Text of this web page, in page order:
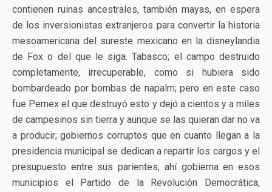
contienen ruinas ancestrales, también mayas, en espera
de los inversionistas extranjeros para convertir la historia
mesoamericana del sureste mexicano en la disneylandia
de Fox o del que le siga. Tabasco; el campo destruido
completamente, irrecuperable, como si hubiera sido
bombardeado por bombas de napalm; pero en este caso
fue Pemex el que destruyó esto y dejó a cientos y a miles
de campesinos sin tierra y aunque se las quieran dar no va
a producir; gobiernos corruptos que en cuanto llegan a la
presidencia municipal se dedican a repartir los cargos y el
presupuesto entre sus parientes; ahí gobierna en esos
municipios el Partido de la Revolución Democrática,